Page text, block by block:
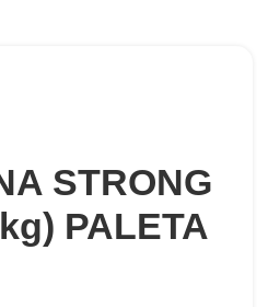
STRONG
PALETA